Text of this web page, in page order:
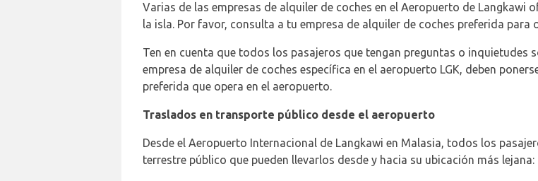
Varias de las empresas de alquiler de coches en el Aeropuerto de Langkawi
la isla. Por favor, consulta a tu empresa de alquiler de coches preferida para
Ten en cuenta que todos los pasajeros que tengan preguntas o inquietudes
empresa de alquiler de coches específica en el aeropuerto LGK, deben
preferida que opera en el aeropuerto.
Traslados en transporte público desde el aeropuerto
Desde el Aeropuerto Internacional de Langkawi en Malasia, todos los
terrestre público que pueden llevarlos desde y hacia su ubicación más lejana: